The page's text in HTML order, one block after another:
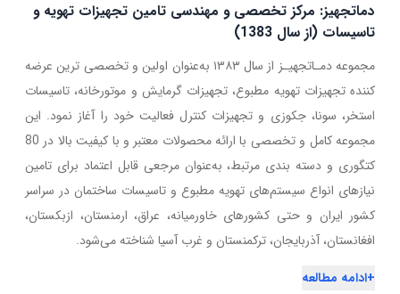
دماتجهیز: مرکز تخصصی و مهندسی تامین تجهیزات تهویه و
تاسیسات (از سال 1383)
مجموعه دمـاتجهیـز از سال ۱۳۸۳ به‌عنوان اولین و تخصصی ترین عرضه
کننده تجهیزات تهویه مطبوع، تجهیزات گرمایش و موتورخانه، تاسیسات
استخر، سونا، جکوزی و تجهیزات کنترل فعالیت خود را آغاز نمود. این
مجموعه کامل و تخصصی با ارائه محصولات معتبر و با کیفیت بالا در 80
کتگوری و دسته بندی مرتبط، به‌عنوان مرجعی قابل اعتماد برای تامین
نیازهای انواع سیستم‌های تهویه مطبوع و تاسیسات ساختمان در سراسر
کشور ایران و حتی کشورهای خاورمیانه، عراق، ارمنستان، ازبکستان،
افغانستان، آذربایجان، ترکمنستان و غرب آسیا شناخته می‌شود.
+ادامه مطالعه